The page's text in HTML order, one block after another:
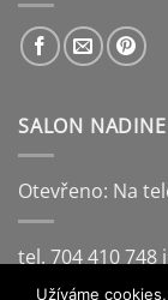
SALON NADINE
Otevřeno: Na
tel. 704 410 748
221/14, Vyškov
Užíváme